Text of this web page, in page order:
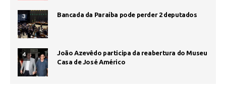
3 Bancada da Paraíba pode perder 2 deputados
4
João Azevêdo participa da reabertura do Museu
Casa de José Américo